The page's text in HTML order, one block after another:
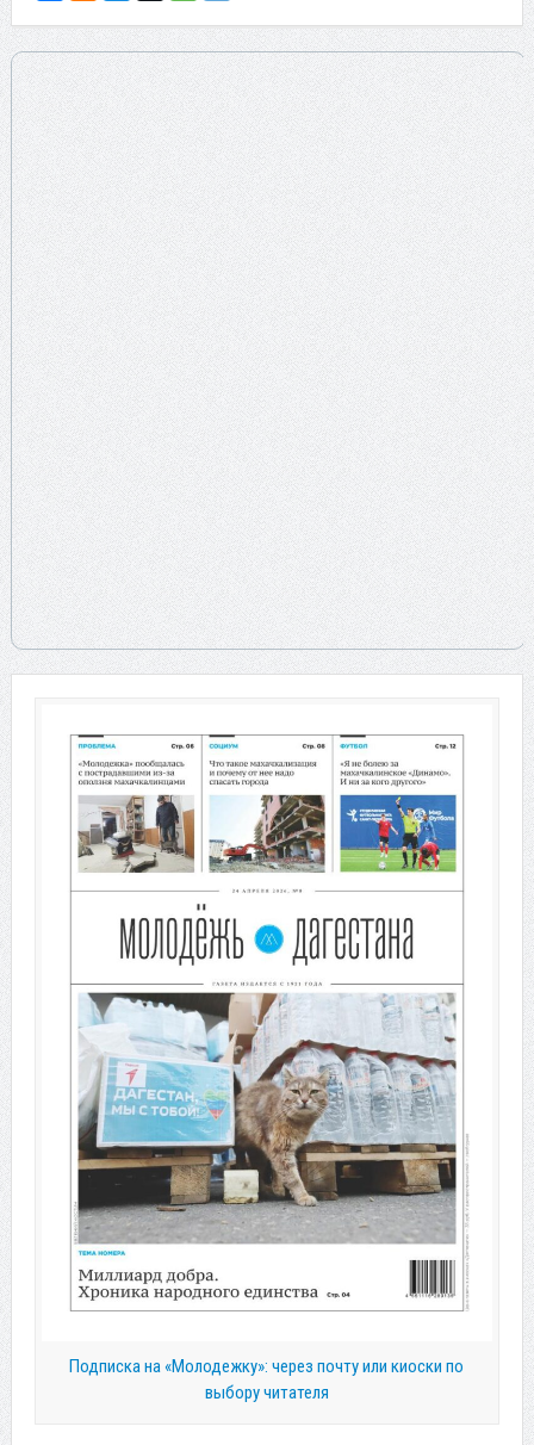
Подписка на «Молодежку»: через почту или киоски по
выбору читателя